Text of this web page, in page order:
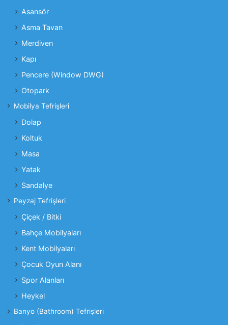
Asansör
Asma Tavan
Merdiven
Kapı
Pencere (Window DWG)
Otopark
Mobilya Tefrişleri
Dolap
Koltuk
Masa
Yatak
Sandalye
Peyzaj Tefrişleri
Çiçek / Bitki
Bahçe Mobilyaları
Kent Mobilyaları
Çocuk Oyun Alanı
Spor Alanları
Heykel
Banyo (Bathroom) Tefrişleri